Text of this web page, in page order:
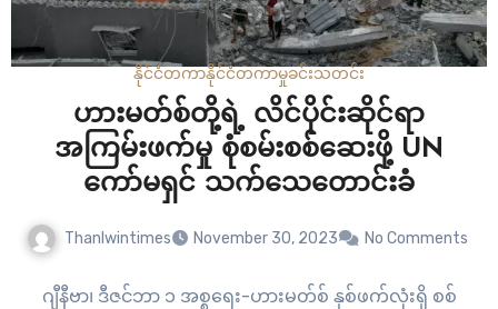
နိုင်ငံတကာနိုင်ငံတကာမှုခင်းသတင်း
ဟားမတ်စ်တို့ရဲ့ လိင်ပိုင်းဆိုင်ရာ
အကြမ်းဖက်မှု စုံစမ်းစစ်ဆေးဖို့ UN
ကော်မရှင် သက်သေတောင်းခံ
Thanlwintimes November 30, 2023 No Comments
ဂျီနီဗာ၊ ဒီဇင်ဘာ ၁ အစ္စရေး-ဟားမတ်စ် နှစ်ဖက်လုံးရှိ စစ်